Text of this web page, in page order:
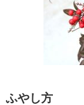
ふやし方